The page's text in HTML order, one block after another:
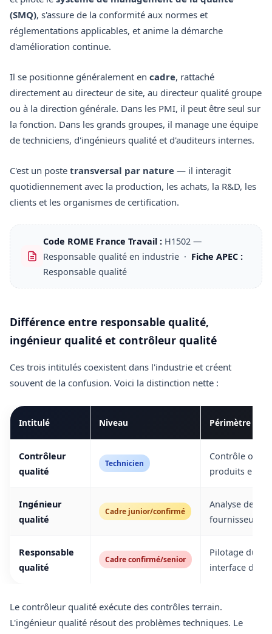
(SMQ), s'assure de la conformité aux normes et
réglementations applicables, et anime la démarche
d'amélioration continue.
Il se positionne généralement en cadre, rattaché
directement au directeur de site, au directeur qualité groupe
ou à la direction générale. Dans les PMI, il peut être seul sur
la fonction. Dans les grands groupes, il manage une équipe
de techniciens, d'ingénieurs qualité et d'auditeurs internes.
C'est un poste transversal par nature — il interagit
quotidiennement avec la production, les achats, la R&D, les
clients et les organismes de certification.
Code ROME France Travail : H1502 —
Responsable qualité en industrie · Fiche APEC :
Responsable qualité
Différence entre responsable qualité,
ingénieur qualité et contrôleur qualité
Ces trois intitulés coexistent dans l'industrie et créent
souvent de la confusion. Voici la distinction nette :
Intitulé Niveau Périmètre
Contrôleur
qualité
Technicien
Contrôle
produits en
Ingénieur
qualité
Cadre junior/confirmé
Analyse des
fournisseurs,
Responsable
qualité
Cadre confirmé/senior
Pilotage du
interface
Le contrôleur qualité exécute des contrôles terrain.
L'ingénieur qualité résout des problèmes techniques. Le